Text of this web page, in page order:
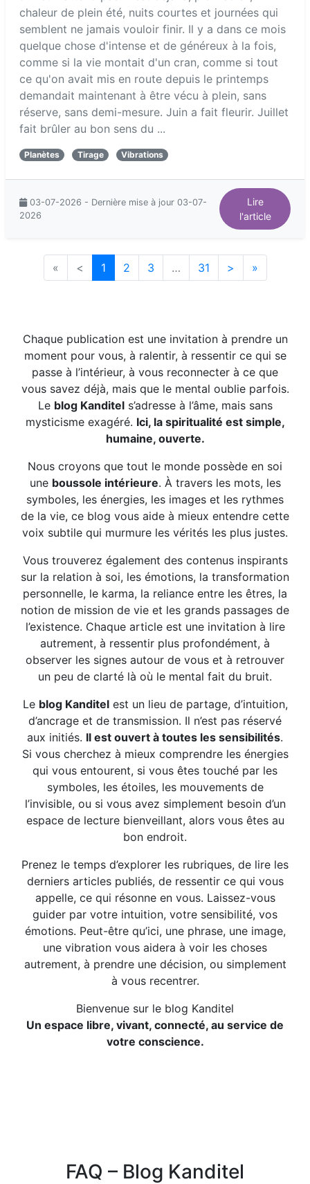
chaleur de plein été, nuits courtes et journées qui
semblent ne jamais vouloir finir. Il y a dans ce mois
quelque chose d'intense et de généreux à la fois,
comme si la vie montait d'un cran, comme si tout
ce qu'on avait mis en route depuis le printemps
demandait maintenant à être vécu à plein, sans
réserve, sans demi-mesure. Juin a fait fleurir. Juillet
fait brûler au bon sens du ...
Planètes Tirage Vibrations
03-07-2026 - Dernière mise à jour 03-07-
2026
Lire
l'article
« < 1 2 3 … 31 > »
Chaque publication est une invitation à prendre un
moment pour vous, à ralentir, à ressentir ce qui se
passe à l’intérieur, à vous reconnecter à ce que
vous savez déjà, mais que le mental oublie parfois.
Le blog Kanditels’adresse à l’âme, mais sans
mysticisme exagéré. Ici, la spiritualité est simple,
humaine, ouverte.
Nous croyons que tout le monde possède en soi
une boussole intérieure. À travers les mots, les
symboles, les énergies, les images et les rythmes
de la vie, ce blog vous aide à mieux entendre cette
voix subtile qui murmure les vérités les plus justes.
Vous trouverez également des contenus inspirants
sur la relation à soi, les émotions, la transformation
personnelle, le karma, la reliance entre les êtres, la
notion de mission de vie et les grands passages de
l’existence. Chaque article est une invitation à lire
autrement, à ressentir plus profondément, à
observer les signes autour de vous et à retrouver
un peu de clarté là où le mental fait du bruit.
Le blog Kanditelest un lieu de partage, d’intuition,
d’ancrage et de transmission. Il n’est pas réservé
aux initiés. Il est ouvert à toutes les sensibilités.
Si vous cherchez à mieux comprendre les énergies
qui vous entourent, si vous êtes touché par les
symboles, les étoiles, les mouvements de
l’invisible, ou si vous avez simplement besoin d’un
espace de lecture bienveillant, alors vous êtes au
bon endroit.
Prenez le temps d’explorer les rubriques, de lire les
derniers articles publiés, de ressentir ce qui vous
appelle, ce qui résonne en vous. Laissez-vous
guider par votre intuition, votre sensibilité, vos
émotions. Peut-être qu’ici, une phrase, une image,
une vibration vous aidera à voir les choses
autrement, à prendre une décision, ou simplement
à vous recentrer.
Bienvenue sur le blog Kanditel
Un espace libre, vivant, connecté, au service de
votre conscience.
FAQ – Blog Kanditel